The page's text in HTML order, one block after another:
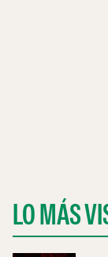
LO MÁS